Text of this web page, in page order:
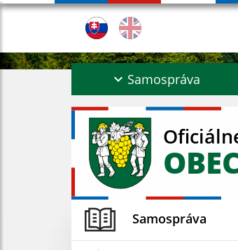
Samospráva
Samospráva